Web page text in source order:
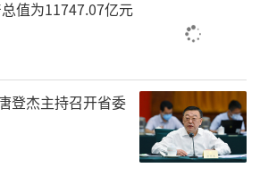
烈思辨，从多元视角探讨
责人表示：“实现碳达峰、
一代代青年的接续奋斗。山
能源基地，正坚定不移地走
值为11747.07亿元
登杰主持召开省委